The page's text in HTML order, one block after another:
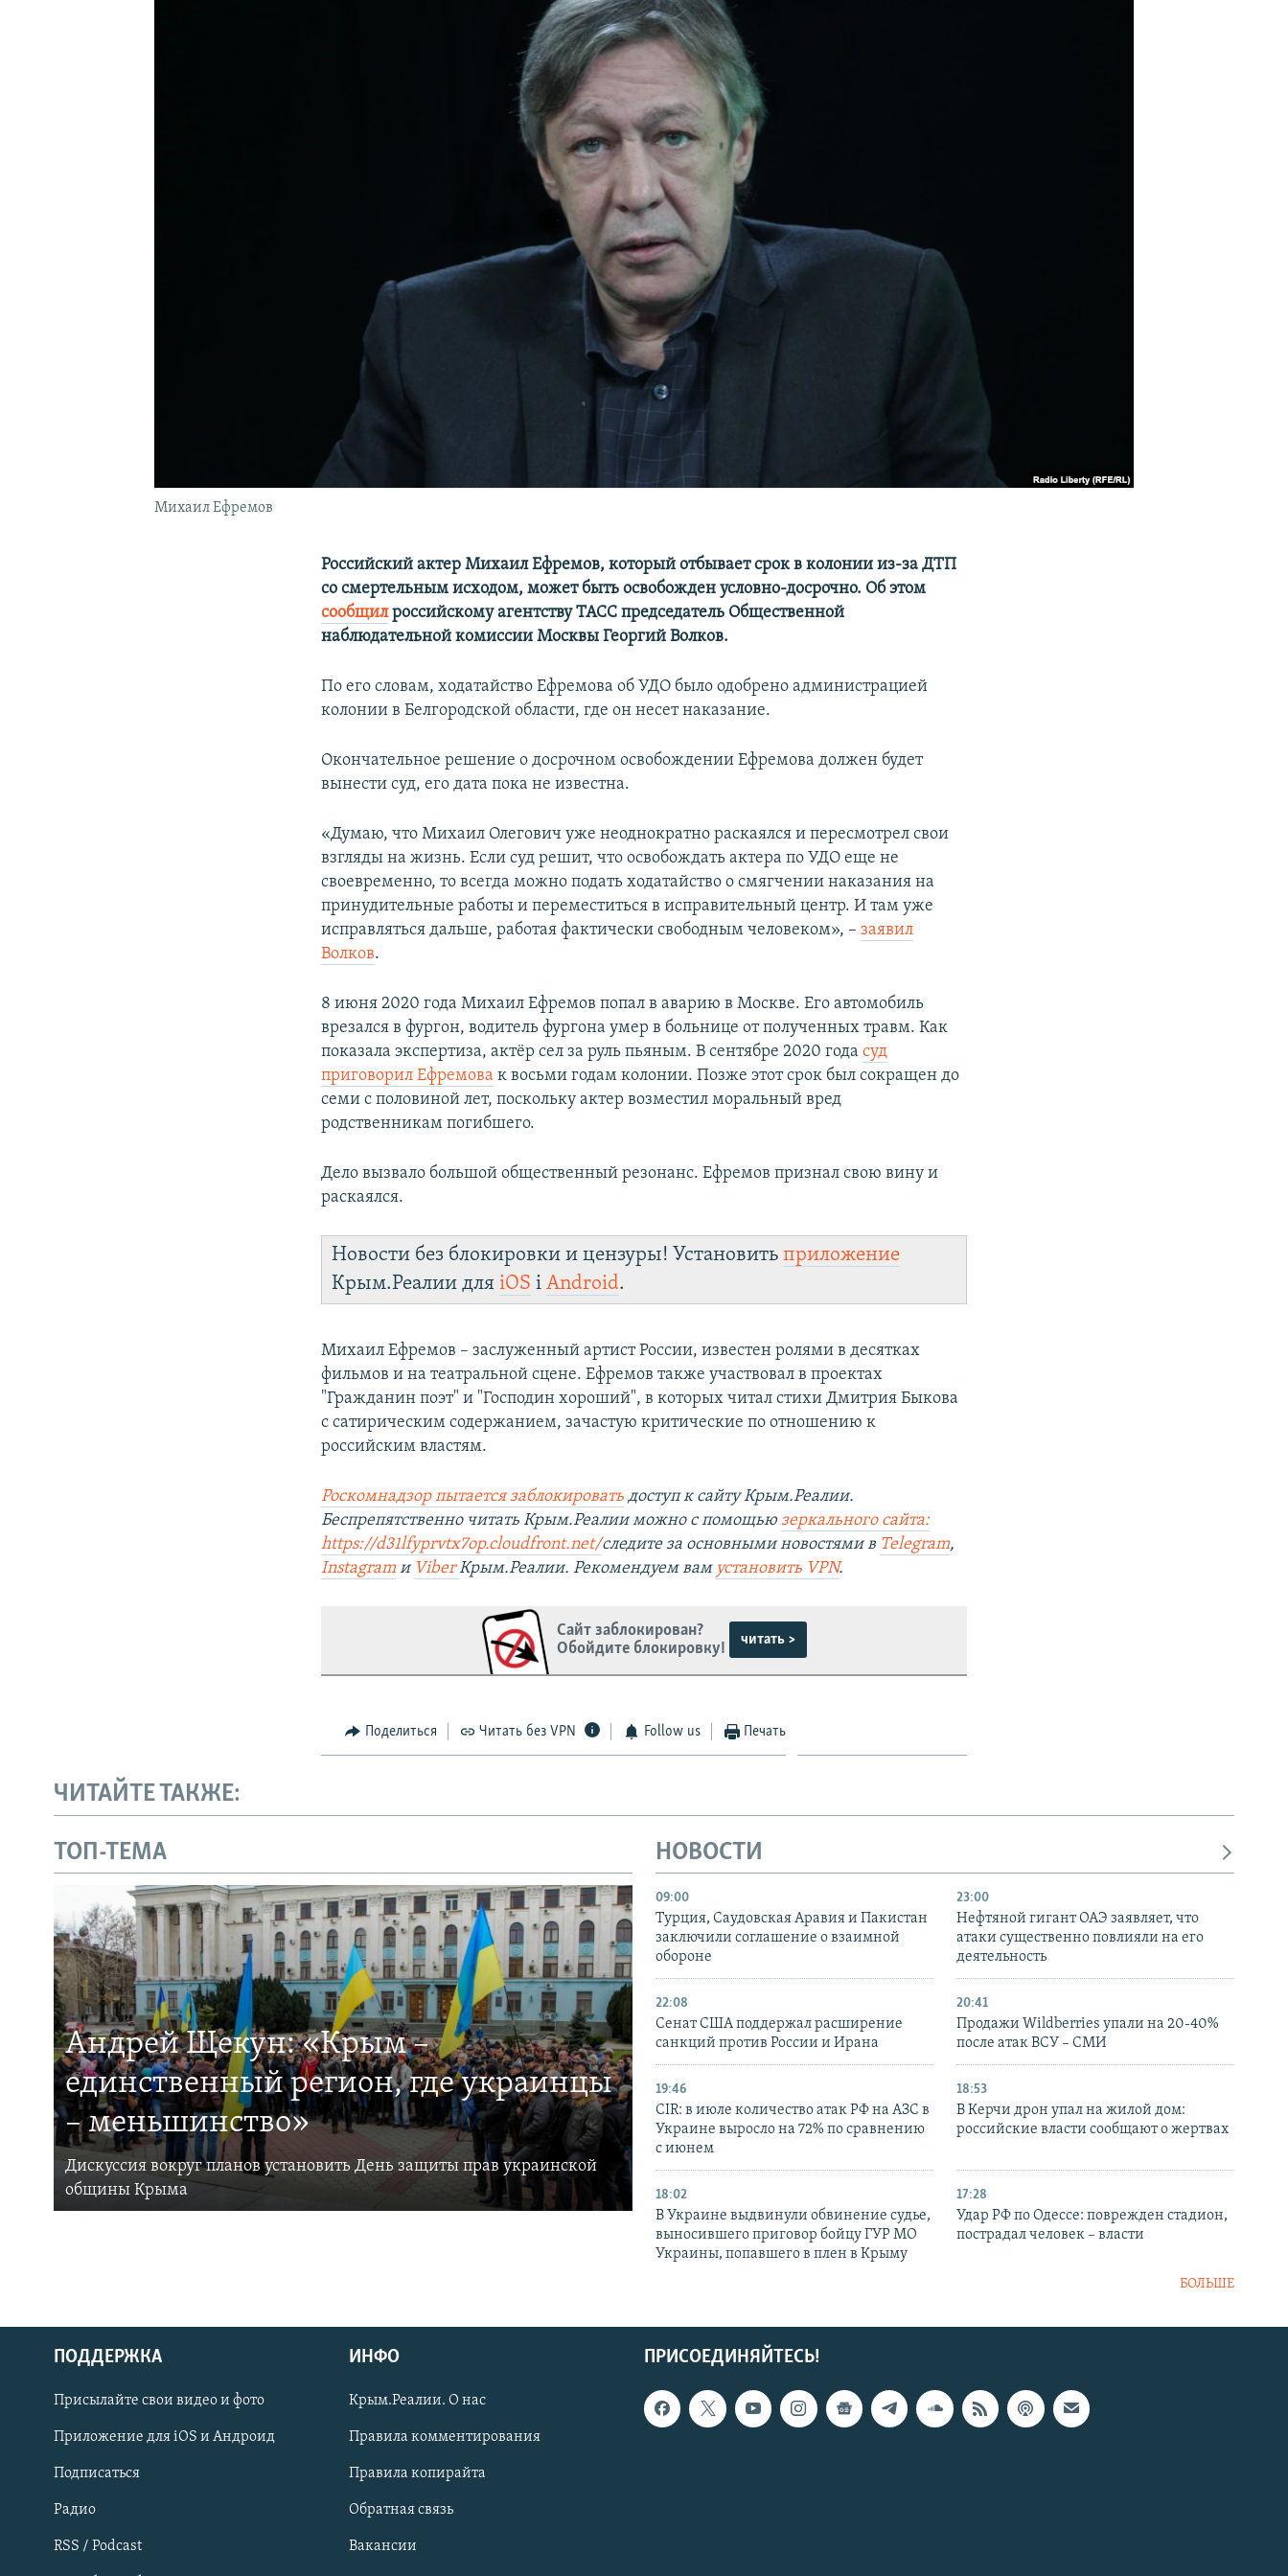
Українською
Qırımtatar
ПРИСОЕДИНЯЙТЕСЬ!
Михаил Ефремов
Российский актер Михаил Ефремов, который отбывает срок в колонии из-за ДТП
со смертельным исходом, может быть освобожден условно-досрочно. Об этом
сообщилроссийскому агентству ТАСС председатель Общественной
наблюдательной комиссии Москвы Георгий Волков.
По его словам, ходатайство Ефремова об УДО было одобрено администрацией
колонии в Белгородской области, где он несет наказание.
Окончательное решение о досрочном освобождении Ефремова должен будет
вынести суд, его дата пока не известна.
«Думаю, что Михаил Олегович уже неоднократно раскаялся и пересмотрел свои
взгляды на жизнь. Если суд решит, что освобождать актера по УДО еще не
своевременно, то всегда можно подать ходатайство о смягчении наказания на
принудительные работы и переместиться в исправительный центр. И там уже
исправляться дальше, работая фактически свободным человеком», –заявил
Волков.
8 июня 2020 года Михаил Ефремов попал в аварию в Москве. Его автомобиль
врезался в фургон, водитель фургона умер в больнице от полученных травм. Как
показала экспертиза, актёр сел за руль пьяным. В сентябре 2020 годасуд
приговорил Ефремова к восьми годам колонии. Позже этот срок был сокращен до
семи с половиной лет, поскольку актер возместил моральный вред
родственникам погибшего.
Дело вызвало большой общественный резонанс. Ефремов признал свою вину и
раскаялся.
Новости без блокировки и цензуры! Установитьприложение
Крым.Реалии дляiOS іAndroid.
Михаил Ефремов – заслуженный артист России, известен ролями в десятках
фильмов и на театральной сцене. Ефремов также участвовал в проектах
"Гражданин поэт" и "Господин хороший", в которых читал стихи Дмитрия Быкова
с сатирическим содержанием, зачастую критические по отношению к
российским властям.
Роскомнадзор пытается заблокировать доступ к сайту Крым.Реалии.
Беспрепятственно читать Крым.Реалии можно с помощьюзеркального сайта:
https://d31lfyprvtx7op.cloudfront.net/следите за основными новостями в Telegram,
Instagram и ViberКрым.Реалии. Рекомендуем вам установить VPN.
Сайт заблокирован?
Обойдите блокировку!
читать >
Поделиться Читать без VPN Follow us Печать
ЧИТАЙТЕ ТАКЖЕ:
ТОП-ТЕМА
Андрей Щекун: «Крым –
единственный регион, где украинцы
– меньшинство»
Дискуссия вокруг планов установить День защиты прав украинской
общины Крыма
НОВОСТИ
09:00
Турция, Саудовская Аравия и Пакистан
заключили соглашение о взаимной
обороне
23:00
Нефтяной гигант ОАЭ заявляет, что
атаки существенно повлияли на его
деятельность
22:08
Сенат США поддержал расширение
санкций против России и Ирана
20:41
Продажи Wildberries упали на 20-40%
после атак ВСУ – СМИ
19:46
CIR: в июле количество атак РФ на АЗС в
Украине выросло на 72% по сравнению
с июнем
18:53
В Керчи дрон упал на жилой дом:
российские власти сообщают о жертвах
18:02
В Украине выдвинули обвинение судье,
выносившего приговор бойцу ГУР МО
Украины, попавшего в плен в Крыму
17:28
Удар РФ по Одессе: поврежден стадион,
пострадал человек – власти
БОЛЬШЕ
ПРИСОЕДИНЯЙТЕСЬ!
ПОДДЕРЖКА
Присылайте свои видео и фото
Приложение для iOS и Андроид
Подписаться
Радио
RSS / Podcast
ИНФО
Крым.Реалии. О нас
Правила комментирования
Правила копирайта
Обратная связь
Вакансии